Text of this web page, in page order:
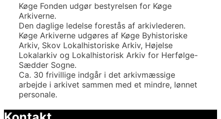
Køge Fonden udgør bestyrelsen for Køge
Arkiverne.
Den daglige ledelse forestås af arkivlederen.
Køge Arkiverne udgøres af Køge Byhistoriske
Arkiv, Skov Lokalhistoriske Arkiv, Højelse
Lokalarkiv og Lokalhistorisk Arkiv for Herfølge-
Sædder Sogne.
Ca. 30 frivillige indgår i det arkivmæssige
arbejde i arkivet sammen med et mindre, lønnet
personale.